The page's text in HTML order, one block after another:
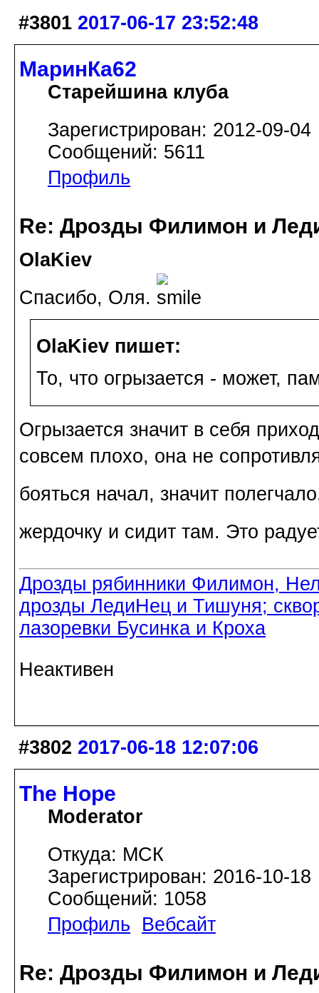
#3801 2017-06-17 23:52:48
МаринКа62
Старейшина клуба
Зарегистрирован: 2012-09-04
Сообщений: 5611
Профиль
Re: Дрозды Филимон и
OlaKiev
Спасибо, Оля.
OlaKiev пишет:
То, что огрызается - может,
Огрызается значит в себя
совсем плохо, она не
бояться начал, значит
жердочку и сидит там. Это
Дрозды рябинники Филимон,
дрозды ЛедиНец и Тишуня;
лазоревки Бусинка и Кроха
Неактивен
#3802 2017-06-18 12:07:06
The Hope
Moderator
Откуда: МСК
Зарегистрирован: 2016-10-18
Сообщений: 1058
Профиль
Вебсайт
Re: Дрозды Филимон и